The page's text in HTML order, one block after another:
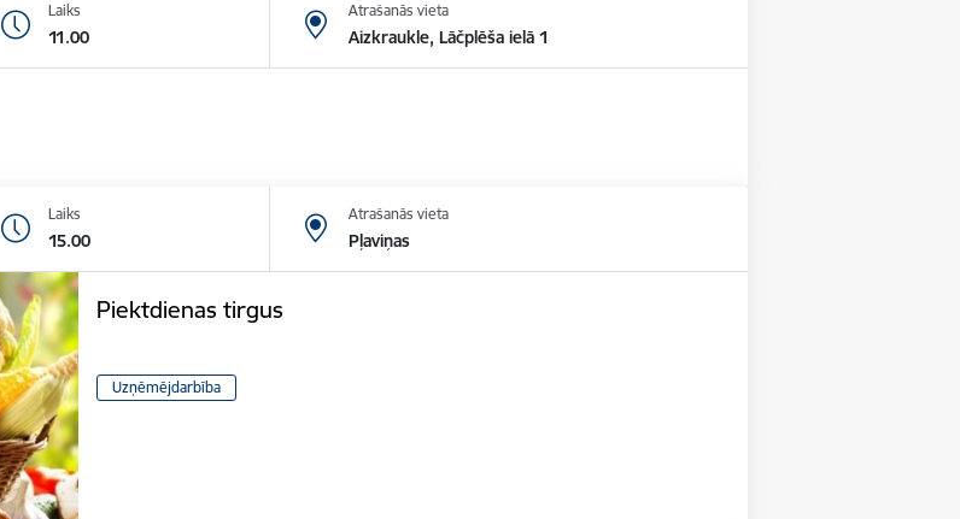
Laiks
11.00
Atrašanās vieta
Aizkraukle, Lāčplēša ielā 1
Laiks
15.00
Atrašanās vieta
Pļaviņas
Piektdienas tirgus
Uzņēmējdarbība